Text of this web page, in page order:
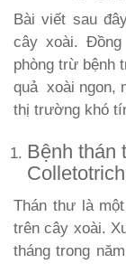
Bài viết sau
cây xoài.
phòng trừ bệnh
quả xoài ngon,
thị trường khó
Bệnh thán
Thán thư là
trên cây xoài.
tháng trong